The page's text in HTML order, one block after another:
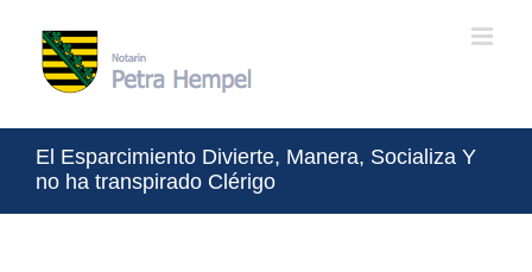
Inhalt
springen
El Esparcimiento Divierte, Manera, Socializa Y
no ha transpirado Clérigo